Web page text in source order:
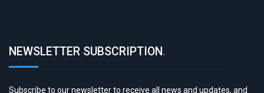
NEWSLETTER SUBSCRIPTION.
Subscribe to our newsletter to receive all news and updates, and